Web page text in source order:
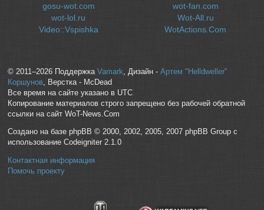
gosu-wot.com
wot-lol.ru
Video::Vspishka
wot-fan.com
Wot-All.ru
WotActions.Com
© 2011–2026 Поддержка Vamark, Дизайн - Артем "Helldweller"
Коршунов, Верстка - McDead
Все время на сайте указано в UTC
Копирование материалов строго запрещено без рабочей обратной
ссылки на сайт WoT-News.Com
Создано на базе phpBB © 2000, 2002, 2005, 2007 phpBB Group с
использование Codeigniter 2.1.0
Контактная информация
Помочь проекту